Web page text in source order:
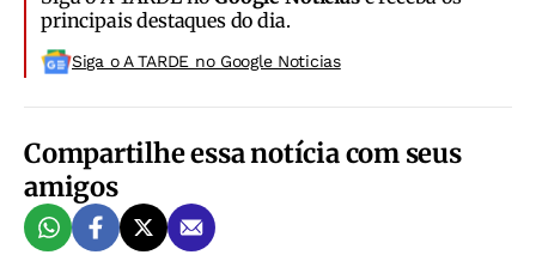
principais destaques do dia.
Siga o A TARDE no Google Noticias
Compartilhe essa notícia com seus
amigos